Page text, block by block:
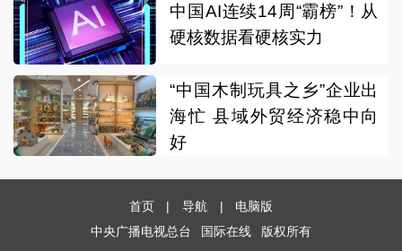
中国AI连续14周“霸榜”！从
硬核数据看硬核实力
“中国木制玩具之乡”企业出
海忙 县域外贸经济稳中向
好
首页 | 导航 |
电脑版
中央广播电视总台
国际在线 版权所有